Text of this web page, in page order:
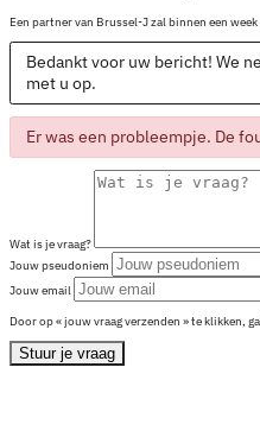
Een partner van Brussel-J zal binnen een
Bedankt voor uw bericht! We
met u op.
Er was een probleempje. De
Wat is je vraag?
Jouw pseudoniem
Jouw email
Door op « jouw vraag verzenden » te klikken,
Stuur je vraag